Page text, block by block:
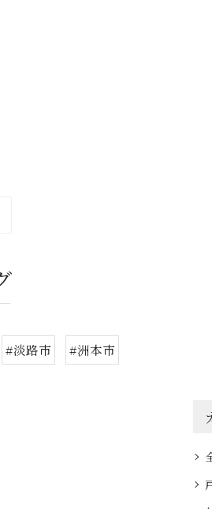
#淡路市 #洲本市